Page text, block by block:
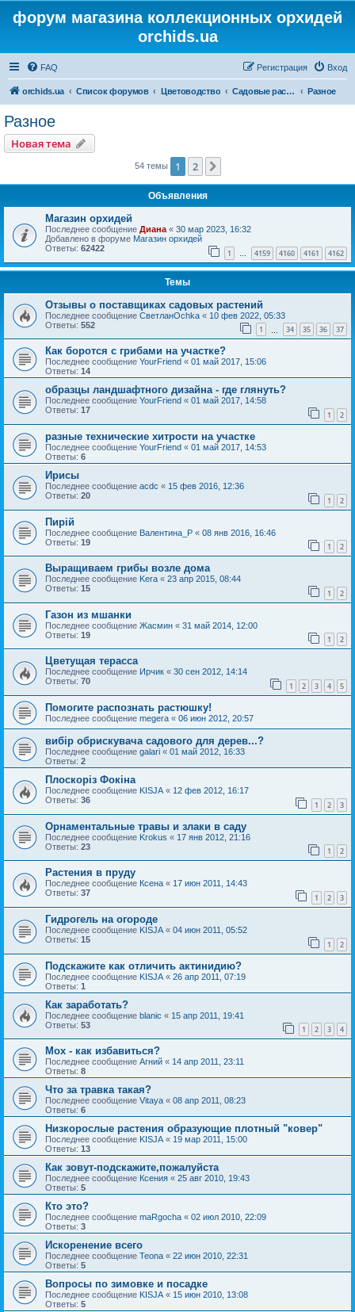
форум магазина коллекционных орхидей
orchids.ua
FAQ Вход
Регистрация
orchids.ua Список форумов Цветоводство Садовые растения Разное
Разное
Новая тема
54 темы 1 2
Объявления
Магазин орхидей
Последнее сообщение Диана « 30 мар 2023, 16:32
Добавлено в форуме Магазин орхидей
Ответы: 62422 1 … 4159 4160 4161 4162
Темы
Отзывы о поставщиках садовых растений
Последнее сообщение СветланOchka « 10 фев 2022, 05:33
Ответы: 552 1 34 35 36 37
Как боротся с грибами на участке?
Последнее сообщение YourFriend « 01 май 2017, 15:06
Ответы: 14
образцы ландшафтного дизайна - где глянуть?
Последнее сообщение YourFriend « 01 май 2017, 14:58
Ответы: 17 1 2
разные технические хитрости на участке
Последнее сообщение YourFriend « 01 май 2017, 14:53
Ответы: 6
Ирисы
Последнее сообщение acdc « 15 фев 2016, 12:36
Ответы: 20 1 2
Пирій
Последнее сообщение Валентина_Р « 08 янв 2016, 16:46
Ответы: 19 1 2
Выращиваем грибы возле дома
Последнее сообщение Kera « 23 апр 2015, 08:44
Ответы: 15 1 2
Газон из мшанки
Последнее сообщение Жасмин « 31 май 2014, 12:00
Ответы: 19 1 2
Цветущая терасса
Последнее сообщение Ирчик « 30 сен 2012, 14:14
Ответы: 70 1 2 3 4 5
Помогите распознать растюшку!
Последнее сообщение megera « 06 июн 2012, 20:57
вибір обрискувача садового для дерев...?
Последнее сообщение galari « 01 май 2012, 16:33
Ответы: 2
Плоскоріз Фокіна
Последнее сообщение KISJA « 12 фев 2012, 16:17
Ответы: 36 1 2 3
Орнаментальные травы и злаки в саду
Последнее сообщение Krokus « 17 янв 2012, 21:16
Ответы: 23 1 2
Растения в пруду
Последнее сообщение Ксена « 17 июн 2011, 14:43
Ответы: 37 1 2 3
Гидрогель на огороде
Последнее сообщение KISJA « 04 июн 2011, 05:52
Ответы: 15 1 2
Подскажите как отличить актинидию?
Последнее сообщение KISJA « 26 апр 2011, 07:19
Ответы: 1
Как заработать?
Последнее сообщение blanic « 15 апр 2011, 19:41
Ответы: 53 1 2 3 4
Мох - как избавиться?
Последнее сообщение Агний « 14 апр 2011, 23:11
Ответы: 8
Что за травка такая?
Последнее сообщение Vitaya « 08 апр 2011, 08:23
Ответы: 6
Низкорослые растения образующие плотный "ковер"
Последнее сообщение KISJA « 19 мар 2011, 15:00
Ответы: 13
Как зовут-подскажите,пожалуйста
Последнее сообщение Ксения « 25 авг 2010, 19:43
Ответы: 5
Кто это?
Последнее сообщение maRgocha « 02 июл 2010, 22:09
Ответы: 3
Искоренение всего
Последнее сообщение Teona « 22 июн 2010, 22:31
Ответы: 5
Вопросы по зимовке и посадке
Последнее сообщение KISJA « 15 июн 2010, 13:08
Ответы: 5